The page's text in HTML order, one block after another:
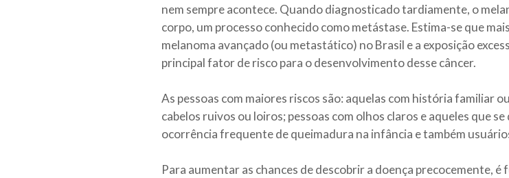
nem sempre acontece. Quando diagnosticado tardiamente, o
corpo, um processo conhecido como metástase. Estima-se que
melanoma avançado (ou metastático) no Brasil e a exposição
principal fator de risco para o desenvolvimento desse câncer.
As pessoas com maiores riscos são: aquelas com história familiar
cabelos ruivos ou loiros; pessoas com olhos claros e aqueles que
ocorrência frequente de queimadura na infância e também
Para aumentar as chances de descobrir a doença precocemente,